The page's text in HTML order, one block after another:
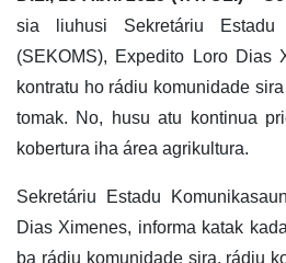
sia liuhusi Sekretáriu Estadu
(SEKOMS), Expedito Loro Dias
kontratu ho rádiu komunidade
tomak. No, husu atu kontinua
kobertura iha área agrikultura.
Sekretáriu Estadu
Dias Ximenes, informa katak
ba rádiu komunidade sira, rádiu